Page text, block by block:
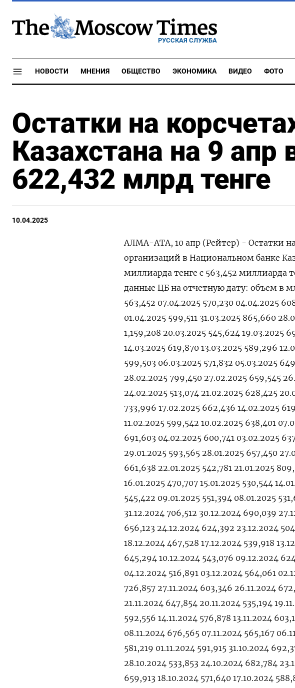
РУССКАЯ СЛУЖБА
НОВОСТИ МНЕНИЯ ОБЩЕСТВО ЭКОНОМИКА ВИДЕО ФОТО
Остатки на
Казахстана на 9
622,432 млрд тенге
10.04.2025
АЛМА-АТА, 10 апр (Рейтер) - Остатки
организаций в Национальном банке
миллиарда тенге с 563,452 миллиарда
данные ЦБ на отчетную дату: объем в
563,452 07.04.2025 570,230 04.04.2025
01.04.2025 599,511 31.03.2025 865,660
1,159,208 20.03.2025 545,624 19.03.2025
14.03.2025 619,870 13.03.2025 589,296
599,503 06.03.2025 571,832 05.03.2025
28.02.2025 799,450 27.02.2025 659,545
24.02.2025 513,074 21.02.2025 628,425
733,996 17.02.2025 662,436 14.02.2025
11.02.2025 599,542 10.02.2025 638,401
691,603 04.02.2025 600,741 03.02.2025
29.01.2025 593,565 28.01.2025 657,450
661,638 22.01.2025 542,781 21.01.2025
16.01.2025 470,707 15.01.2025 530,544
545,422 09.01.2025 551,394 08.01.2025
31.12.2024 706,512 30.12.2024 690,039
656,123 24.12.2024 624,392 23.12.2024
18.12.2024 467,528 17.12.2024 539,918
645,294 10.12.2024 543,076 09.12.2024
04.12.2024 516,891 03.12.2024 564,061
726,857 27.11.2024 603,346 26.11.2024
21.11.2024 647,854 20.11.2024 535,194
592,556 14.11.2024 576,878 13.11.2024
08.11.2024 676,565 07.11.2024 565,167
581,219 01.11.2024 591,915 31.10.2024
28.10.2024 533,853 24.10.2024 682,784
659,913 18.10.2024 571,640 17.10.2024